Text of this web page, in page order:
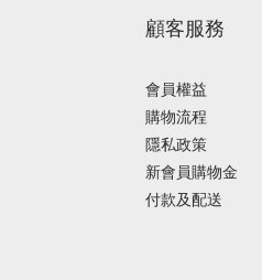
顧客服務
會員權益
購物流程
隱私政策
新會員購物金
付款及配送